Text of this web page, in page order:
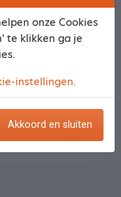
onze Cookies
te klikken ga je
instellingen.
Akkoord en sluiten